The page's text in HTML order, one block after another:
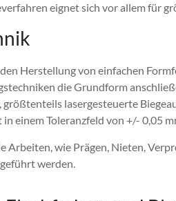
eignet sich vor allem für
Herstellung von einfachen
die Grundform
lasergesteuerte
einem Toleranzfeld von +/- 0,05
Arbeiten, wie Prägen, Nieten,
werden.